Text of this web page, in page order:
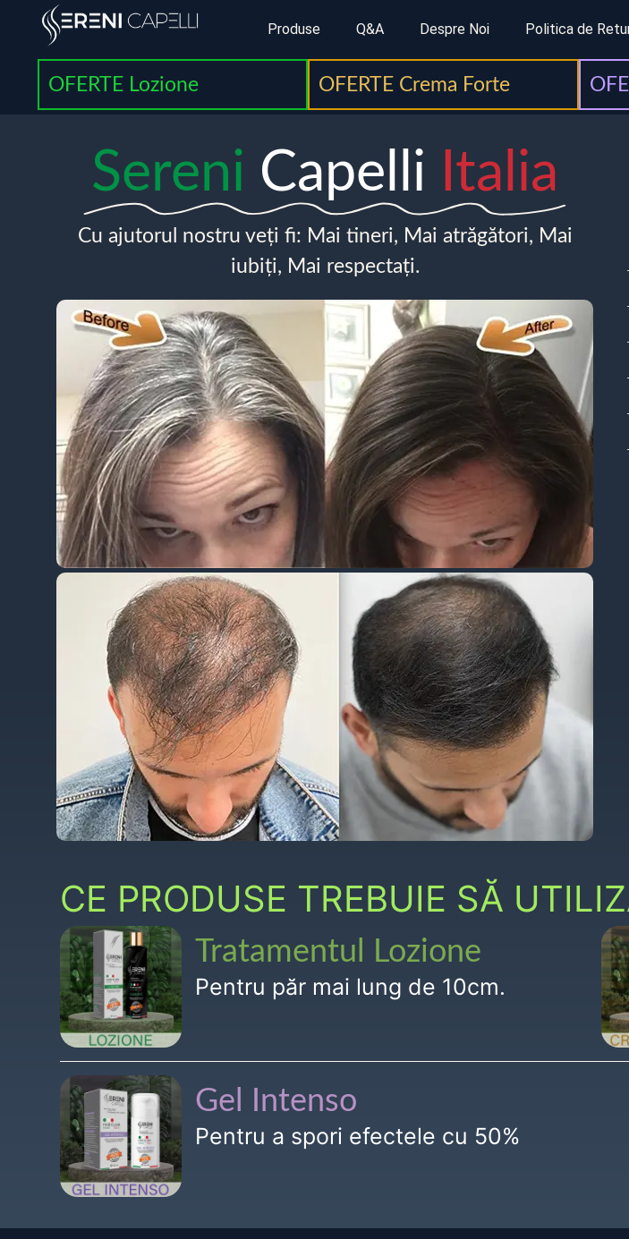
Produse Q&A Despre Noi Politica de
OFERTE Lozione OFERTE Crema Forte
Sereni Capelli Italia
Cu ajutorul nostru veți fi: Mai tineri, Mai atrăgători, Mai
iubiți, Mai respectați.
CE PRODUSE TREBUIE SĂ
Tratamentul Lozione
Pentru păr mai lung de 10cm.
Gel Intenso
Pentru a spori efectele cu 50%